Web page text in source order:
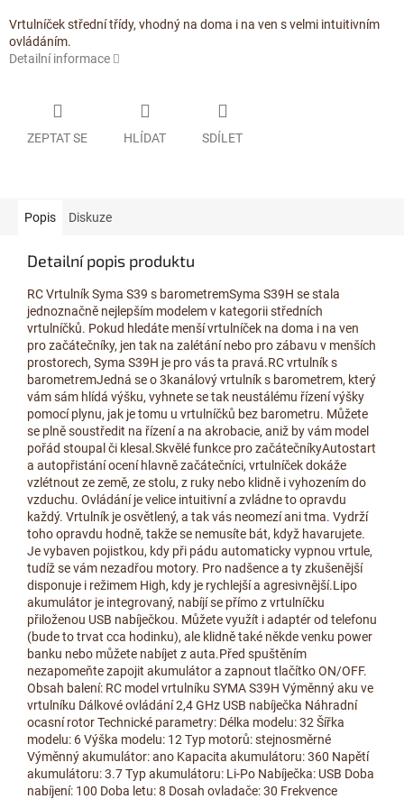
Vrtulníček střední třídy, vhodný na doma i na ven s velmi intuitivním
ovládáním.
Detailní informace
ZEPTAT SE HLÍDAT SDÍLET
Popis Diskuze
Detailní popis produktu
RC Vrtulník Syma S39 s barometremSyma S39H se stala
jednoznačně nejlepším modelem v kategorii středních
vrtulníčků. Pokud hledáte menší vrtulníček na doma i na ven
pro začátečníky, jen tak na zalétání nebo pro zábavu v menších
prostorech, Syma S39H je pro vás ta pravá.RC vrtulník s
barometremJedná se o 3kanálový vrtulník s barometrem, který
vám sám hlídá výšku, vyhnete se tak neustálému řízení výšky
pomocí plynu, jak je tomu u vrtulníčků bez barometru. Můžete
se plně soustředit na řízení a na akrobacie, aniž by vám model
pořád stoupal či klesal.Skvělé funkce pro začátečníkyAutostart
a autopřistání ocení hlavně začátečníci, vrtulníček dokáže
vzlétnout ze země, ze stolu, z ruky nebo klidně i vyhozením do
vzduchu. Ovládání je velice intuitivní a zvládne to opravdu
každý. Vrtulník je osvětlený, a tak vás neomezí ani tma. Vydrží
toho opravdu hodně, takže se nemusíte bát, když havarujete.
Je vybaven pojistkou, kdy při pádu automaticky vypnou vrtule,
tudíž se vám nezadřou motory. Pro nadšence a ty zkušenější
disponuje i režimem High, kdy je rychlejší a agresivnější.Lipo
akumulátor je integrovaný, nabíjí se přímo z vrtulníčku
přiloženou USB nabíječkou. Můžete využít i adaptér od telefonu
(bude to trvat cca hodinku), ale klidně také někde venku power
banku nebo můžete nabíjet z auta.Před spuštěním
nezapomeňte zapojit akumulátor a zapnout tlačítko ON/OFF.
Obsah balení: RC model vrtulníku SYMA S39H Výměnný aku ve
vrtulníku Dálkové ovládání 2,4 GHz USB nabíječka Náhradní
ocasní rotor Technické parametry: Délka modelu: 32 Šířka
modelu: 6 Výška modelu: 12 Typ motorů: stejnosměrné
Výměnný akumulátor: ano Kapacita akumulátoru: 360 Napětí
akumulátoru: 3.7 Typ akumulátoru: Li-Po Nabíječka: USB Doba
nabíjení: 100 Doba letu: 8 Dosah ovladače: 30 Frekvence